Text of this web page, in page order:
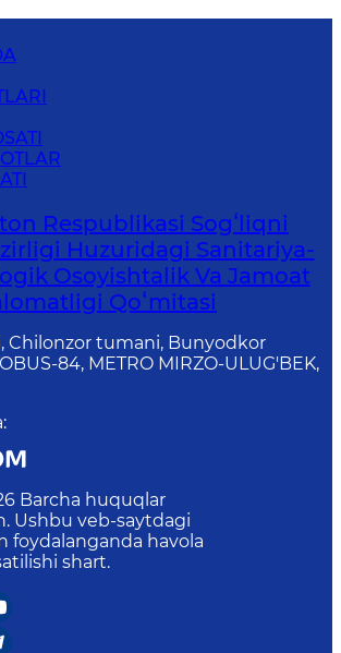
Respublikasi Sogʻliqni
Huzuridagi Sanitariya-
Osoyishtalik Va Jamoat
Qoʻmitasi
Chilonzor tumani, Bunyodkor
84, METRO MIRZO-ULUG'BEK,
:
Barcha huquqlar
Ushbu veb-saytdagi
foydalanganda havola
shart.